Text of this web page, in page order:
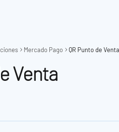
Mercado Pago QR Punto de Venta
Venta